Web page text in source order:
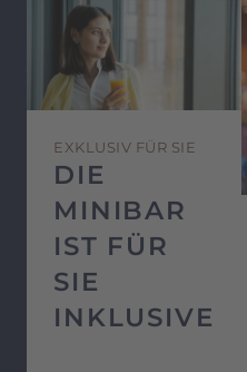
EXKLUSIV FÜR SIE
DIE
MINIBAR
IST FÜR
SIE
INKLUSIVE